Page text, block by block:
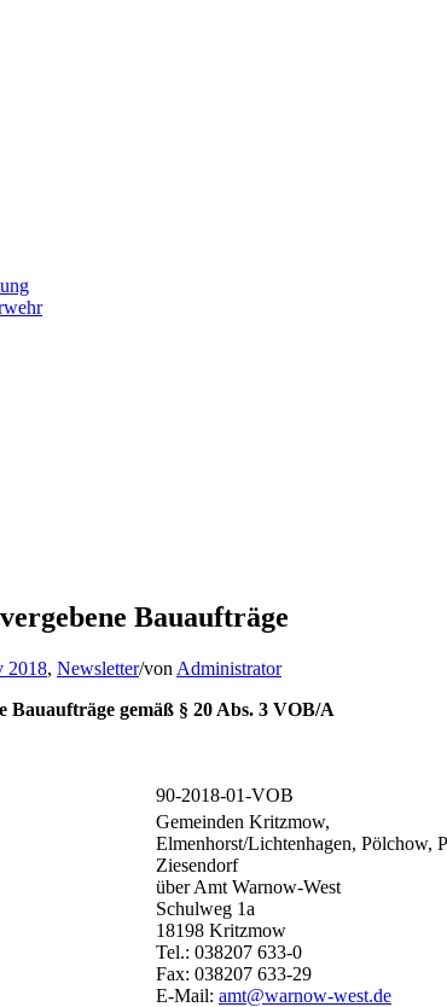
Bauaufträge
2018, Newsletter/von Administrator
Bauaufträge gemäß § 20 Abs. 3 VOB/A
90-2018-01-VOB
Gemeinden Kritzmow,
Elmenhorst/Lichtenhagen, Pölchow,
Ziesendorf
über Amt Warnow-West
Schulweg 1a
18198 Kritzmow
Tel.: 038207 633-0
Fax: 038207 633-29
E-Mail: amt@warnow-west.de